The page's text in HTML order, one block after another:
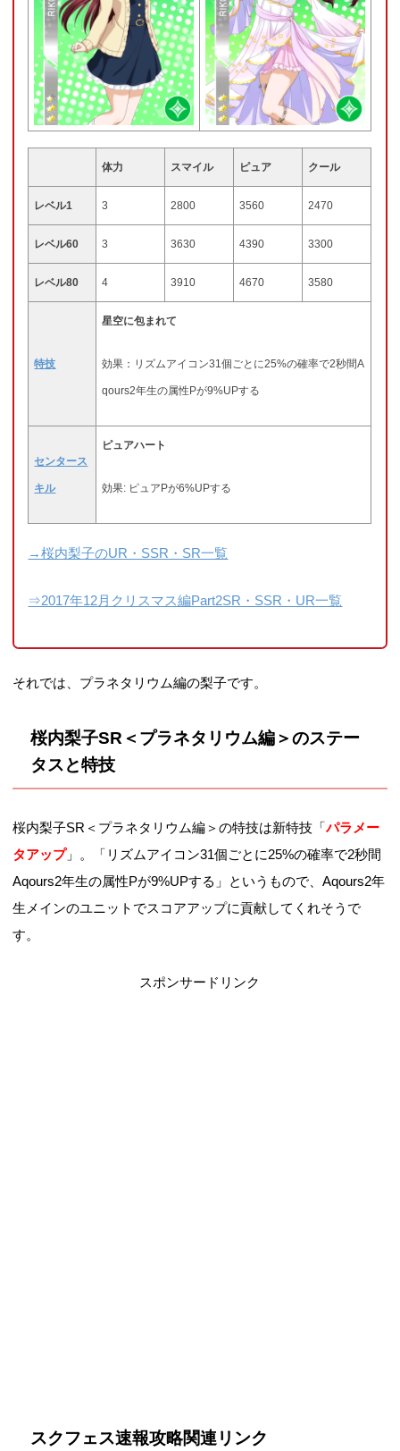
体力 スマイル ピュア クール
レベル1 3 2800 3560 2470
レベル60 3 3630 4390 3300
レベル80 4 3910 4670 3580
特技
星空に包まれて
効果：リズムアイコン31個ごとに25%の確率で2秒間A
qours2年生の属性Pが9%UPする
センタース
キル
ピュアハート
効果: ピュアPが6%UPする
→桜内梨子のUR・SSR・SR一覧
⇒2017年12月クリスマス編Part2SR・SSR・UR一覧
それでは、プラネタリウム編の梨子です。
桜内梨子SR＜プラネタリウム編＞のステー
タスと特技
桜内梨子SR＜プラネタリウム編＞の特技は新特技「パラメー
タアップ」。「リズムアイコン31個ごとに25%の確率で2秒間
Aqours2年生の属性Pが9%UPする」というもので、Aqours2年
生メインのユニットでスコアアップに貢献してくれそうで
す。
スポンサードリンク
スクフェス速報攻略関連リンク